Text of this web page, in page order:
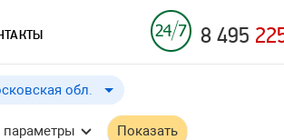
8 495
a Применить
обл.
обл.
Показать